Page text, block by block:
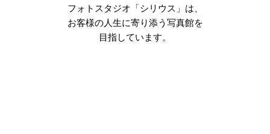
フォトスタジオ「シリウス」は、
お客様の人生に寄り添う写真館を
目指しています。